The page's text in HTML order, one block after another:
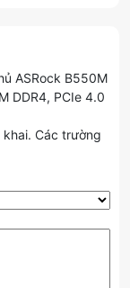
ASRock B550M
DDR4, PCIe 4.0
Các trường